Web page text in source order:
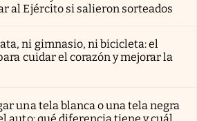
al Ejército si salieron sorteados
ni gimnasio, ni bicicleta: el
cuidar el corazón y mejorar la
una tela blanca o una tela negra